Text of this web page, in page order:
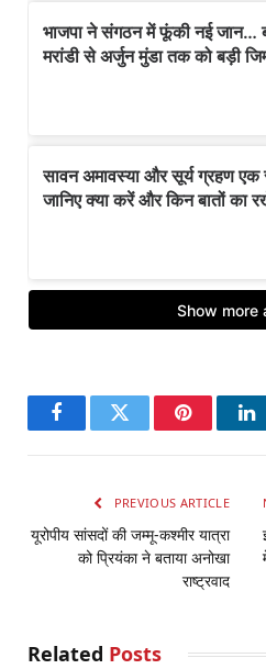
FacebookTwitter Pinterest
PREVIOUS ARTICLE
यूरोपीय सांसदों की जम्मू-कश्मीर यात्रा
को प्रियंका ने बताया अनोखा
राष्ट्रवाद
Related Posts